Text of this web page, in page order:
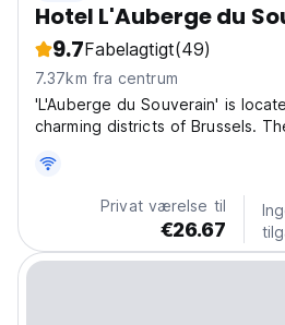
Hotel L'Auberge du
9.7Fabelagtigt(49)
7.37km fra centrum
'L'Auberge du Souverain' is
charming districts of Brussels.
are looking for an authentic
to come as charm is guaranteed.
Privat værelse til
€26.67